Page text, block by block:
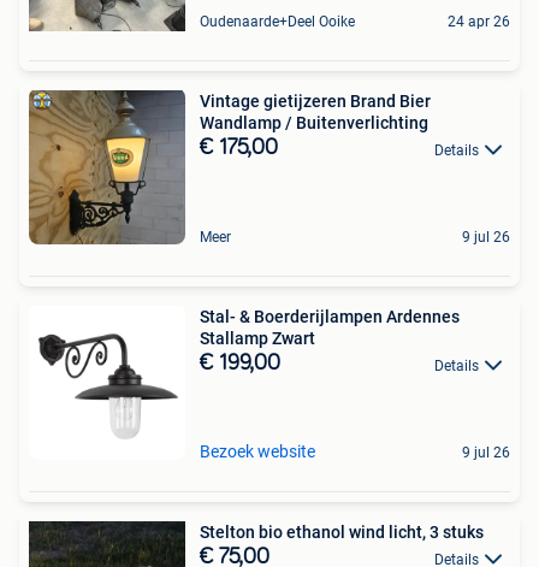
Oudenaarde+Deel Ooike 24 apr 26
Vintage gietijzeren Brand Bier
Wandlamp / Buitenverlichting
€ 175,00 Details
Meer 9 jul 26
Stal- & Boerderijlampen Ardennes
Stallamp Zwart
€ 199,00 Details
Bezoek website 9 jul 26
Stelton bio ethanol wind licht, 3 stuks
€ 75,00 Details